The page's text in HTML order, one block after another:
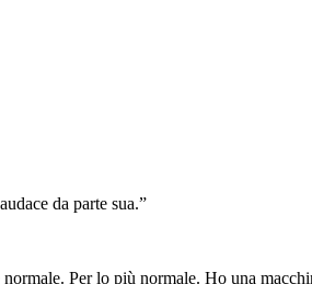
da parte sua.”
normale. Per lo più normale. Ho una